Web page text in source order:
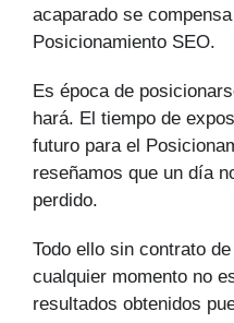
acaparado se
Posicionamiento SEO.
Es época de
hará. El tiempo de
futuro para el
reseñamos que un día
perdido.
Todo ello sin contrato
cualquier momento no
resultados obtenidos